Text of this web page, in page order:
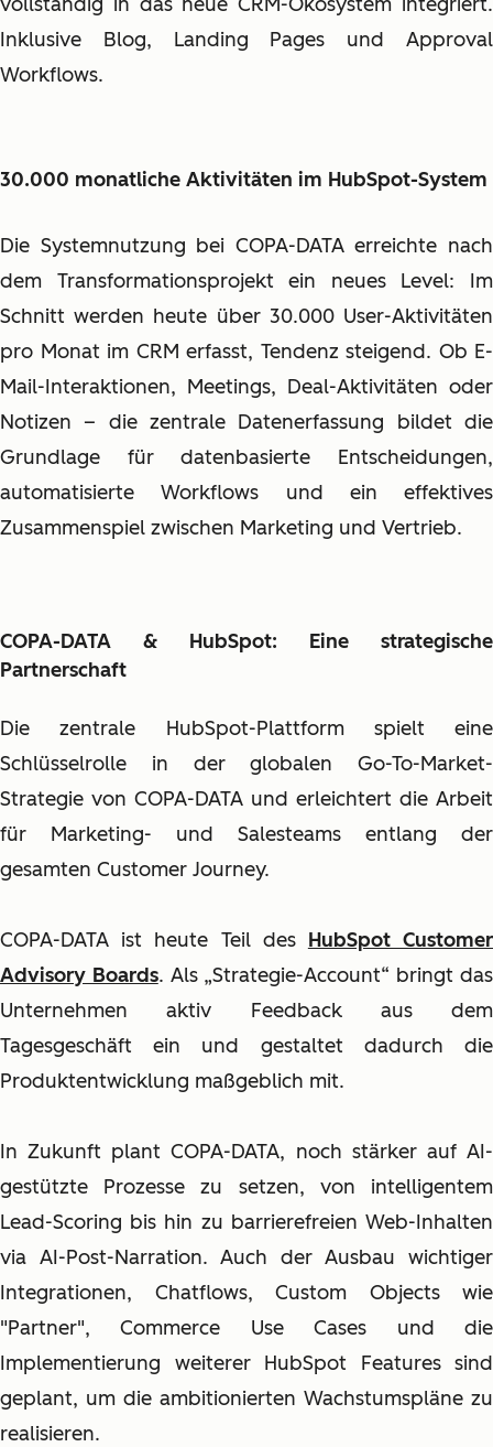
Inklusive Blog, Landing Pages und Approval
Workflows.
30.000 monatliche Aktivitäten im HubSpot-System
Die Systemnutzung bei COPA-DATA erreichte nach
dem Transformationsprojekt ein neues Level: Im
Schnitt werden heute über 30.000 User-Aktivitäten
pro Monat im CRM erfasst, Tendenz steigend. Ob E-
Mail-Interaktionen, Meetings, Deal-Aktivitäten oder
Notizen – die zentrale Datenerfassung bildet die
Grundlage für datenbasierte Entscheidungen,
automatisierte Workflows und ein effektives
Zusammenspiel zwischen Marketing und Vertrieb.
COPA-DATA & HubSpot: Eine strategische
Partnerschaft
Die zentrale HubSpot-Plattform spielt eine
Schlüsselrolle in der globalen Go-To-Market-
Strategie von COPA-DATA und erleichtert die Arbeit
für Marketing- und Salesteams entlang der
gesamten Customer Journey.
COPA-DATA ist heute Teil des HubSpot Customer
Advisory Boards. Als „Strategie-Account“ bringt das
Unternehmen aktiv Feedback aus dem
Tagesgeschäft ein und gestaltet dadurch die
Produktentwicklung maßgeblich mit.
In Zukunft plant COPA-DATA, noch stärker auf AI-
gestützte Prozesse zu setzen, von intelligentem
Lead-Scoring bis hin zu barrierefreien Web-Inhalten
via AI-Post-Narration. Auch der Ausbau wichtiger
Integrationen, Chatflows, Custom Objects wie
"Partner", Commerce Use Cases und die
Implementierung weiterer HubSpot Features sind
geplant, um die ambitionierten Wachstumspläne zu
realisieren.